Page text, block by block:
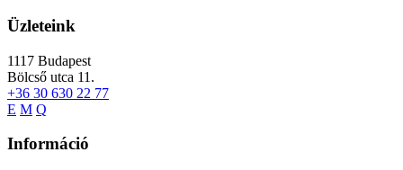
Üzleteink
1117 Budapest
Bölcső utca 11.
+36 30 630 22 77
E M Q
Információ